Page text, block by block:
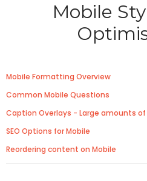
Mobile
Mobile Formatting Overview
Common Mobile Questions
Caption Overlays - Large amounts
SEO Options for Mobile
Reordering content on Mobile